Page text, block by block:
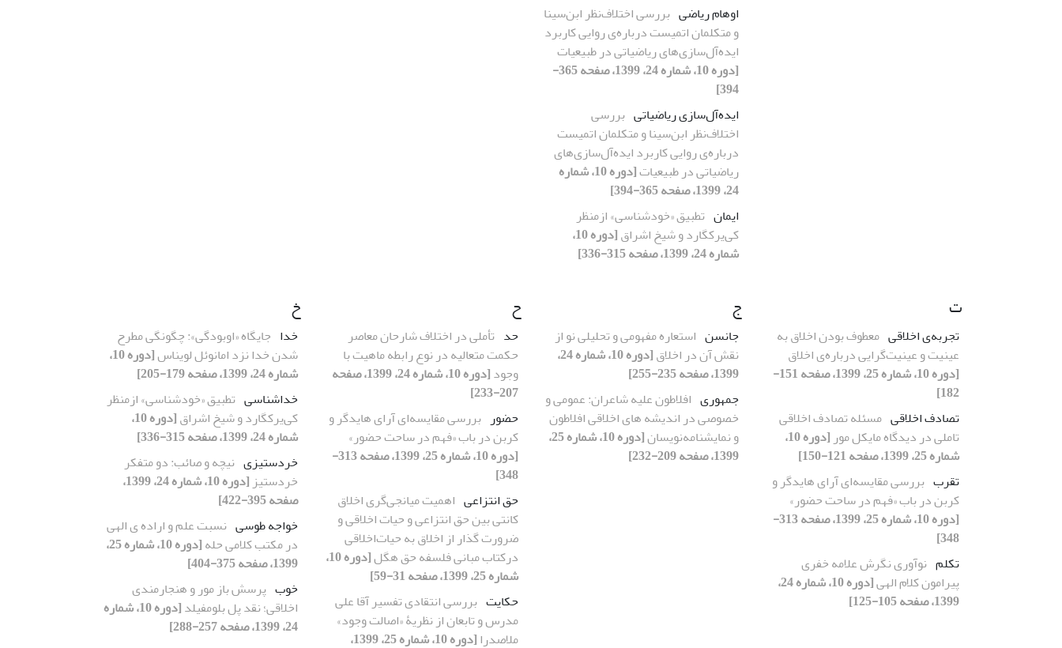
اوهام ریاضی بررسی اختلاف‌نظر ابن‌سینا
و متکلمان اتمیست درباره‌ی روایی کاربرد
ایده‌آل‌‌سازی‌های ریاضیاتی در طبیعیات
[دوره 10، شماره 24، 1399، صفحه 365-
394]
ایده‌آل‌سازی ریاضیاتی بررسی
اختلاف‌نظر ابن‌سینا و متکلمان اتمیست
درباره‌ی روایی کاربرد ایده‌آل‌‌سازی‌های
ریاضیاتی در طبیعیات
[دوره 10، شماره
24، 1399، صفحه 365-394]
ایمان تطبیق «خودشناسی» ازمنظر
کی‌یرکگارد و شیخ اشراق
[دوره 10،
شماره 24، 1399، صفحه 315-336]
ت
تجربه‌ی اخلاقی معطوف بودن اخلاق به
عینیت و عینیت‌گرایی درباره‌ی اخلاق
[دوره 10، شماره 25، 1399، صفحه 151-
182]
تصادف اخلاقی مسئله تصادف اخلاقی
تاملی در دیدگاه مایکل مور
[دوره 10،
شماره 25، 1399، صفحه 121-150]
تقرب بررسی مقایسه‌ای آرای هایدگر و
کربن در باب «فهم در ساحت حضور»
[دوره 10، شماره 25، 1399، صفحه 313-
348]
تکلم نوآوری نگرش علامه خفری
پیرامون کلام الهی
[دوره 10، شماره 24،
1399، صفحه 105-125]
ج
جانسن استعاره مفهومی و تحلیلی نو از
نقش آن در اخلاق
[دوره 10، شماره 24،
1399، صفحه 235-255]
جمهوری افلاطون علیه شاعران: عمومی و
خصوصی در اندیشه های اخلاقی افلاطون
و نمایشنامه‌نویسان
[دوره 10، شماره 25،
1399، صفحه 209-232]
ح
حد تأملی در اختلاف شارحان معاصر
حکمت متعالیه در نوع رابطه ماهیت با
وجود
[دوره 10، شماره 24، 1399، صفحه
207-233]
حضور بررسی مقایسه‌ای آرای هایدگر و
کربن در باب «فهم در ساحت حضور»
[دوره 10، شماره 25، 1399، صفحه 313-
348]
حق انتزاعی اهمیت میانجی‌گری اخلاق
کانتی بین حق انتزاعی و حیات اخلاقی و
ضرورت گذار از اخلاق به حیات‌اخلاقی
درکتاب مبانی فلسفه حق هگل
[دوره 10،
شماره 25، 1399، صفحه 31-59]
حکایت بررسی انتقادی تفسیر آقا علی
مدرس و تابعان از نظریۀ «اصالت وجود»
ملاصدرا
[دوره 10، شماره 25، 1399،
خ
خدا جایگاه «اوبودگی»: چگونگی مطرح
شدن خدا نزد امانوئل لویناس
[دوره 10،
شماره 24، 1399، صفحه 179-205]
خداشناسی تطبیق «خودشناسی» ازمنظر
کی‌یرکگارد و شیخ اشراق
[دوره 10،
شماره 24، 1399، صفحه 315-336]
خردستیزی نیچه و صائب: دو متفکر
خردستیز
[دوره 10، شماره 24، 1399،
صفحه 395-422]
خواجه طوسی نسبت علم و اراده ی الهی
در مکتب کلامی حله
[دوره 10، شماره 25،
1399، صفحه 375-404]
خوب پرسش باز مور و هنجارمندی
اخلاقی؛ نقد پل بلومفیلد
[دوره 10، شماره
24، 1399، صفحه 257-288]